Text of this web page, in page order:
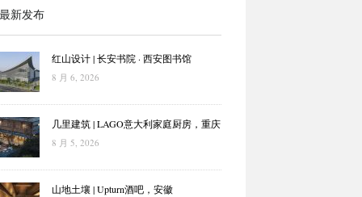
新发布
红山设计 | 长安书院 · 西安图书馆
8 月 6, 2026
几里建筑 | LAGO意大利家庭厨房，重庆
8 月 5, 2026
山地土壤 | Upturn酒吧，安徽